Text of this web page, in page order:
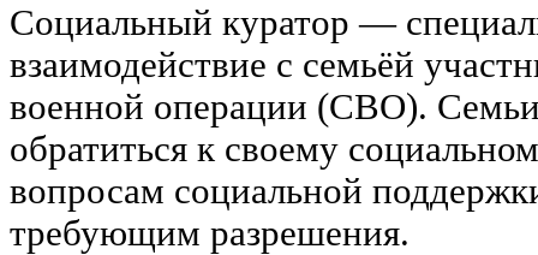
Социальный куратор —
взаимодействие с семьёй
военной операции (СВО).
обратиться к своему
вопросам социальной
требующим разрешения.